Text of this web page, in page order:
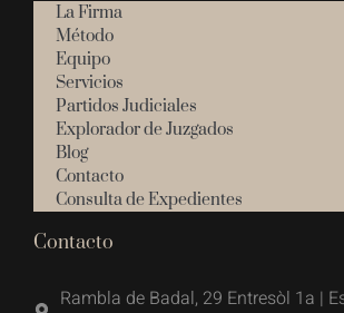
La Firma
Método
Equipo
Servicios
Partidos Judiciales
Explorador de Juzgados
Blog
Contacto
Consulta de Expedientes
Contacto
Rambla de Badal, 29 Entresòl 1a |